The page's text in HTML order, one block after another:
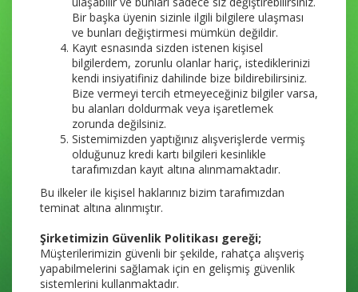
Bir başka üyenin sizinle ilgili bilgilere ulaşması
ve bunları değiştirmesi mümkün değildir.
Kayıt esnasında sizden istenen kişisel
bilgilerdem, zorunlu olanlar hariç, istediklerinizi
kendi insiyatifiniz dahilinde bize bildirebilirsiniz.
Bize vermeyi tercih etmeyeceğiniz bilgiler varsa,
bu alanları doldurmak veya işaretlemek
zorunda değilsiniz.
Sistemimizden yaptığınız alışverişlerde vermiş
olduğunuz kredi kartı bilgileri kesinlikle
tarafımızdan kayıt altına alınmamaktadır.
Bu ilkeler ile kişisel haklarınız bizim tarafımızdan
teminat altına alınmıştır.
Şirketimizin Güvenlik Politikası gereği;
Müşterilerimizin güvenli bir şekilde, rahatça alışveriş
yapabilmelerini sağlamak için en gelişmiş güvenlik
sistemlerini kullanmaktadır.